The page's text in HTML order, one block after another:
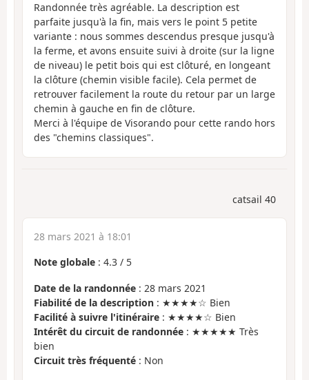
Randonnée très agréable. La description est
parfaite jusqu'à la fin, mais vers le point 5 petite
variante : nous sommes descendus presque jusqu'à
la ferme, et avons ensuite suivi à droite (sur la ligne
de niveau) le petit bois qui est clôturé, en longeant
la clôture (chemin visible facile). Cela permet de
retrouver facilement la route du retour par un large
chemin à gauche en fin de clôture.
Merci à l'équipe de Visorando pour cette rando hors
des "chemins classiques".
catsail 40
28 mars 2021 à 18:01
Note globale : 4.3 / 5
Date de la randonnée : 28 mars 2021
Fiabilité de la description : ★★★★☆ Bien
Facilité à suivre l'itinéraire : ★★★★☆ Bien
Intérêt du circuit de randonnée : ★★★★★ Très
bien
Circuit très fréquenté : Non